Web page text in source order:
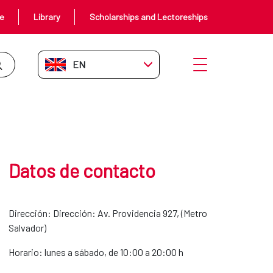
Library Scholarships and Lectoreships
EN-GB Open menu
Datos de contacto
Dirección: Dirección: Av. Providencia 927, (Metro
Salvador)
Horario: lunes a sábado, de 10:00 a 20:00 h